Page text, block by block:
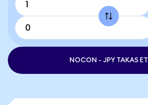
NOCON - JPY TAKAS ET